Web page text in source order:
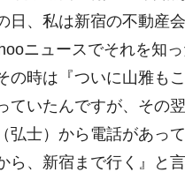
日、私は新宿の不動産
ニュースでそれを知
の時は『ついに山雅も
ていたんですが、その
弘士）から電話があっ
ら、新宿まで行く』と